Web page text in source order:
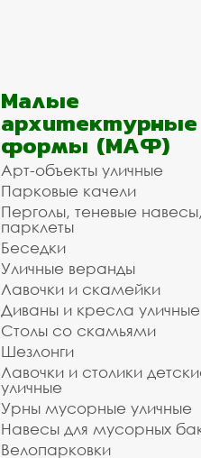
Малые
архитектурные
формы (МАФ)
Арт-объекты уличные
Парковые качели
Перголы, теневые навесы,
парклеты
Беседки
Уличные веранды
Лавочки и скамейки
Диваны и кресла уличные
Столы со скамьями
Шезлонги
Лавочки и столики
уличные
Урны мусорные уличные
Навесы для мусорных
Велопарковки